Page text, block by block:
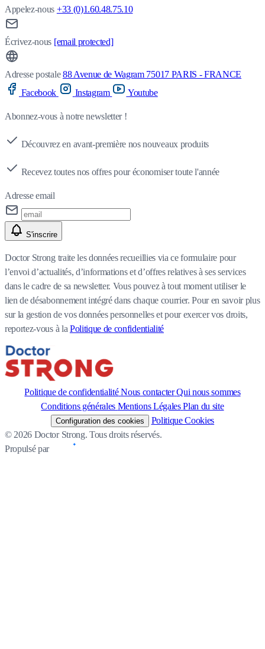
Appelez-nous +33 (0)1.60.48.75.10
Écrivez-nous [email protected]
Adresse postale 88 Avenue de Wagram 75017 PARIS - FRANCE
Facebook
Instagram Youtube
Abonnez-vous à notre newsletter !
Découvrez en avant-première nos nouveaux produits
Recevez toutes nos offres pour économiser toute l'année
Adresse email
S'inscrire
Doctor Strong traite les données recueillies via ce formulaire pour
l’envoi d’actualités, d’informations et d’offres relatives à ses services
dans le cadre de sa newsletter. Vous pouvez à tout moment utiliser le
lien de désabonnement intégré dans chaque courrier. Pour en savoir plus
sur la gestion de vos données personnelles et pour exercer vos droits,
reportez-vous à la Politique de confidentialité
Politique de confidentialité Nous contacter Qui nous sommes
Conditions générales Mentions Légales Plan du site
Configuration des cookies
Politique Cookies
© 2026 Doctor Strong. Tous droits réservés.
Propulsé par